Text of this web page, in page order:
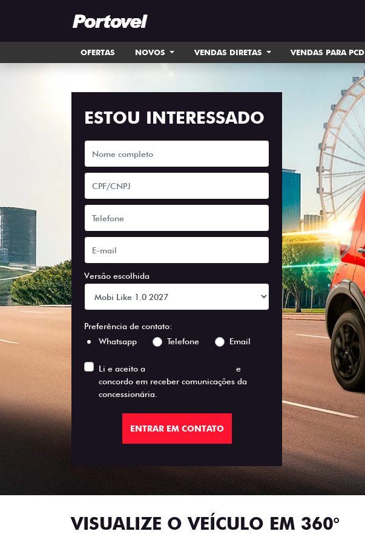
OFERTAS NOVOS VENDAS DIRETAS VENDAS PARA PCD
ESTOU INTERESSADO
Versão escolhida
Preferência de contato:
Whatsapp
Telefone Email
Li e aceito a
e
concordo em receber comunicações da
concessionária.
ENTRAR EM CONTATO
VISUALIZE O VEÍCULO EM 360°